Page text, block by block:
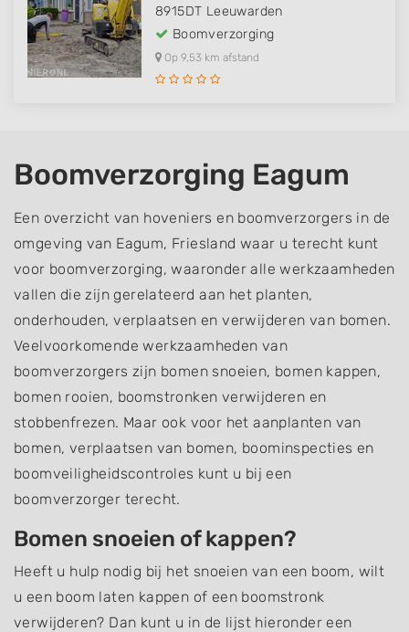
8915DT Leeuwarden
Boomverzorging
Op 9,53 km afstand
Boomverzorging Eagum
Een overzicht van hoveniers en boomverzorgers in de
omgeving van Eagum, Friesland waar u terecht kunt
voor boomverzorging, waaronder alle werkzaamheden
vallen die zijn gerelateerd aan het planten,
onderhouden, verplaatsen en verwijderen van bomen.
Veelvoorkomende werkzaamheden van
boomverzorgers zijn bomen snoeien, bomen kappen,
bomen rooien, boomstronken verwijderen en
stobbenfrezen. Maar ook voor het aanplanten van
bomen, verplaatsen van bomen, boominspecties en
boomveiligheidscontroles kunt u bij een
boomverzorger terecht.
Bomen snoeien of kappen?
Heeft u hulp nodig bij het snoeien van een boom, wilt
u een boom laten kappen of een boomstronk
verwijderen? Dan kunt u in de lijst hieronder een